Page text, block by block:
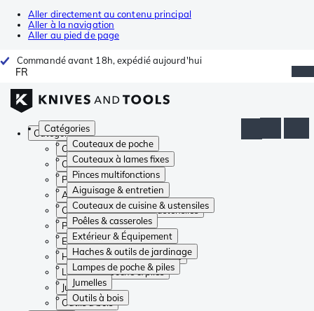
Aller directement au contenu principal
Aller à la navigation
Aller au pied de page
Commandé avant 18h, expédié aujourd'hui
FR
Catégories
Couteaux de poche
Couteaux à lames fixes
Pinces multifonctions
Aiguisage & entretien
Couteaux de cuisine & ustensiles
Poêles & casseroles
Extérieur & Équipement
Haches & outils de jardinage
Lampes de poche & piles
Jumelles
Outils à bois
Catégories
Couteaux de poche
Couteaux à lames fixes
Pinces multifonctions
Aiguisage & entretien
Couteaux de cuisine & ustensiles
Poêles & casseroles
Extérieur & Équipement
Haches & outils de jardinage
Lampes de poche & piles
Jumelles
Outils à bois